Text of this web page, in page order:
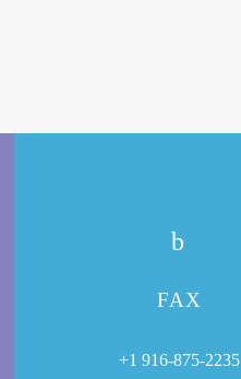
b
b
FAX
+1 916-875-2235